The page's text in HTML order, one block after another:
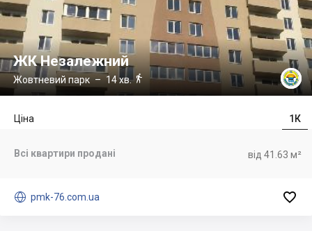
ЖК Незалежний
Жовтневий парк – 14 хв.
1К
Ціна
від 41.63 м²
Всі квартири продані
 pmk-76.com.ua 